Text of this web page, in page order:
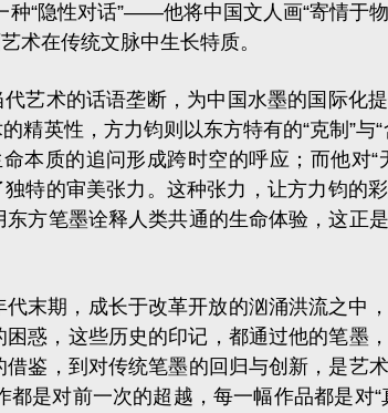
“隐性对话”——他将中国文人画“寄情于物
术在传统文脉中生长特质。
艺术的话语垄断，为中国水墨的国际化
英性，方力钧则以东方特有的“克制”与
质的追问形成跨时空的呼应；而他对“
特的审美张力。这种张力，让方力钧的
方笔墨诠释人类共通的生命体验，这正
期，成长于改革开放的汹涌洪流之中
惑，这些历史的印记，都通过他的笔墨
鉴，到对传统笔墨的回归与创新，是艺
是对前一次的超越，每一幅作品都是对“